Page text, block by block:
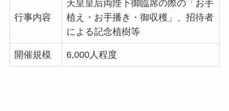
行事内容
天皇皇后両陛下御臨席の際の「お手
植え・お手播き・御収穫」、招待者
による記念植樹等
開催規模 6,000人程度